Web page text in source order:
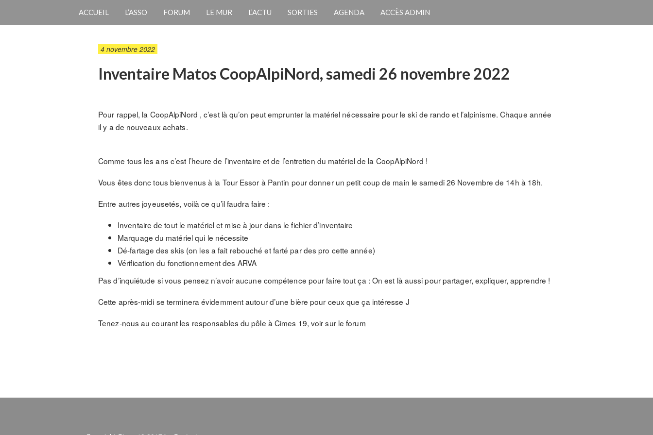
ACCUEIL L’ASSO FORUM LE MUR L’ACTU SORTIES AGENDA ACCÈS ADMIN
4 novembre 2022
Inventaire Matos CoopAlpiNord, samedi 26 novembre 2022
Pour rappel, la CoopAlpiNord , c’est là qu’on peut emprunter la matériel nécessaire pour le ski de rando et l’alpinisme. Chaque année
il y a de nouveaux achats.
Comme tous les ans c’est l’heure de l’inventaire et de l’entretien du matériel de la CoopAlpiNord !
Vous êtes donc tous bienvenus à la Tour Essor à Pantin pour donner un petit coup de main le samedi 26 Novembre de 14h à 18h.
Entre autres joyeusetés, voilà ce qu’il faudra faire :
Inventaire de tout le matériel et mise à jour dans le fichier d’inventaire
Marquage du matériel qui le nécessite
Dé-fartage des skis (on les a fait rebouché et farté par des pro cette année)
Vérification du fonctionnement des ARVA
Pas d’inquiétude si vous pensez n’avoir aucune compétence pour faire tout ça : On est là aussi pour partager, expliquer, apprendre !
Cette après-midi se terminera évidemment autour d’une bière pour ceux que ça intéresse J
Tenez-nous au courant les responsables du pôle à Cimes 19, voir sur le forum